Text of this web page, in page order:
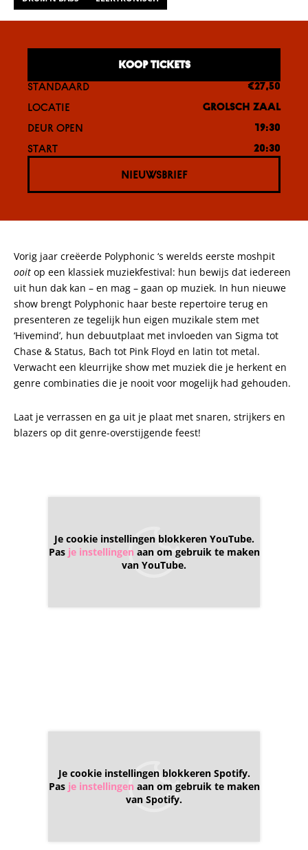
KOOP TICKETS
STANDAARD €27,50
LOCATIE GROLSCH ZAAL
DEUR OPEN 19:30
START 20:30
NIEUWSBRIEF
Vorig jaar creëerde Polyphonic ‘s werelds eerste moshpit
ooit op een klassiek muziekfestival: hun bewijs dat iedereen
uit hun dak kan – en mag – gaan op muziek. In hun nieuwe
show brengt Polyphonic haar beste repertoire terug en
presenteren ze tegelijk hun eigen muzikale stem met
‘Hivemind’, hun debuutplaat met invloeden van Sigma tot
Chase & Status, Bach tot Pink Floyd en latin tot metal.
Verwacht een kleurrijke show met muziek die je herkent en
genre combinaties die je nooit voor mogelijk had gehouden.
Laat je verrassen en ga uit je plaat met snaren, strijkers en
blazers op dit genre-overstijgende feest!
Je cookie instellingen blokkeren YouTube.
Pas je instellingen aan om gebruik te maken
van YouTube.
Je cookie instellingen blokkeren Spotify.
Pas je instellingen aan om gebruik te maken
van Spotify.